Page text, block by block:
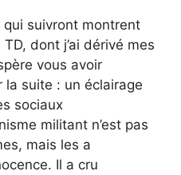
qui suivront montrent
dont j’ai dérivé mes
vous avoir
la suite : un éclairage
sociaux
militant n’est pas
mais les a
Il a cru